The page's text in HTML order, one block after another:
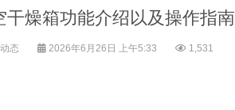
干燥箱功能介绍以及操作指南
态 2026年6月26日 上午5:33 1,531